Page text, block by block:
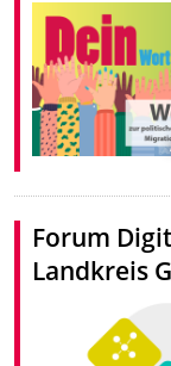
Forum
Landkreis